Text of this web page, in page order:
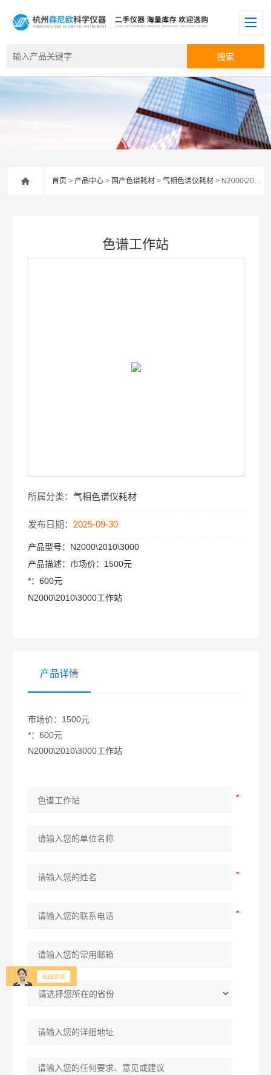
首页 >产品中心 > 国产色谱耗材 >气相色谱仪耗材 > N2000\2010\3000色谱工作站
色谱工作站
所属分类：气相色谱仪耗材
发布日期： 2025-09-30
产品型号： N2000\2010\3000
产品描述：市场价：1500元
*：600元
N2000\2010\3000工作站
产品详情
市场价：1500元
*：600元
N2000\2010\3000工作站